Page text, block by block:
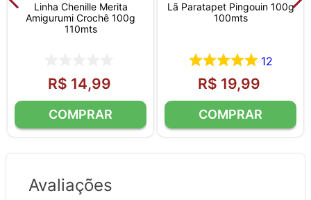
Linha Chenille Merita
Amigurumi Crochê 100g
110mts
R$ 14,99
Lã Paratapet Pingouin 100g
100mts
12
R$ 19,99
Avaliações